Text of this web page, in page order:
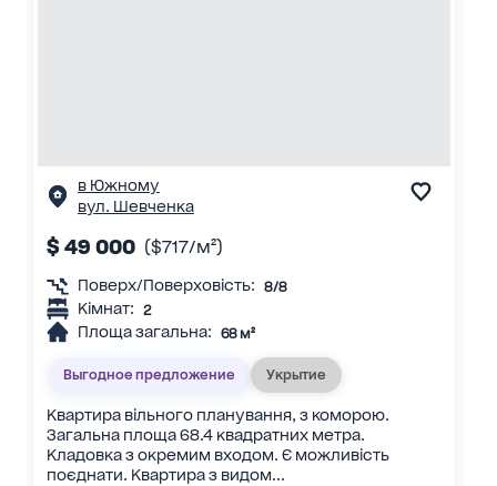
в Южному
вул. Шевченка
$ 49 000 ($717/м²)
Поверх/Поверховість: 8/8
Кімнат: 2
Площа загальна: 68 м²
Выгодное предложение Укрытие
Квартира вільного планування, з коморою.
Загальна площа 68.4 квадратних метра.
Кладовка з окремим входом. Є можливість
поєднати. Квартира з видом...